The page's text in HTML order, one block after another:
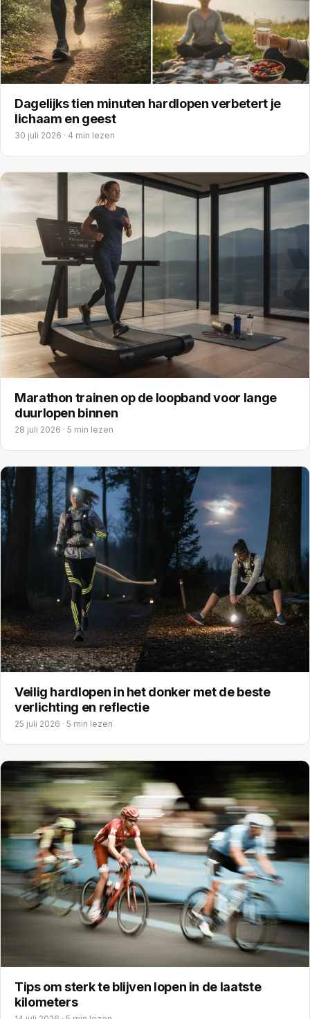
Trainingen
Voeding
Dagelijks tien minuten hardlopen verbetert je
lichaam en geest
30 juli 2026 · 4 min lezen
Marathon trainen op de loopband voor lange
duurlopen binnen
28 juli 2026 · 5 min lezen
Veilig hardlopen in het donker met de beste
verlichting en reflectie
25 juli 2026 · 5 min lezen
Tips om sterk te blijven lopen in de laatste
kilometers